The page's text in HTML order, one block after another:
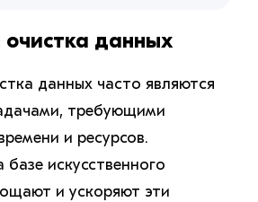
данных
данных часто являются
требующими
и ресурсов.
искусственного
и ускоряют эти